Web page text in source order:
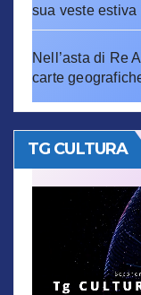
sua veste estiva
Nell’asta di Re
carte
TG CULTURA